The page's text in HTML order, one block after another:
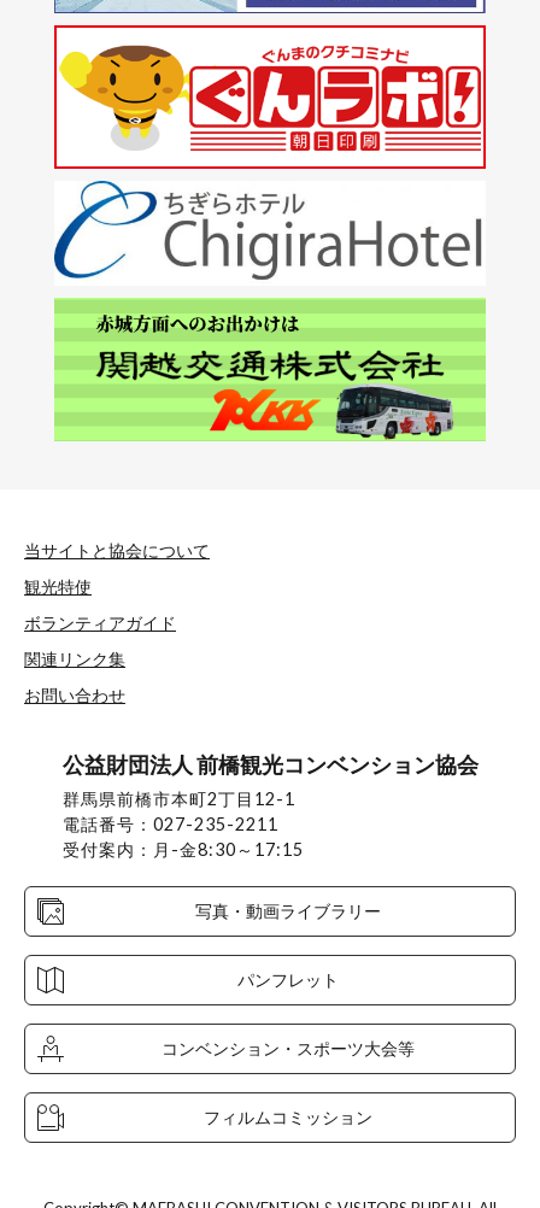
当サイトと協会について
観光特使
ボランティアガイド
関連リンク集
お問い合わせ
公益財団法人 前橋観光コンベンション協会
群馬県前橋市本町2丁目12-1
電話番号：027-235-2211
受付案内：月-金8:30～17:15
写真・動画ライブラリー
パンフレット
コンベンション・スポーツ大会等
フィルムコミッション